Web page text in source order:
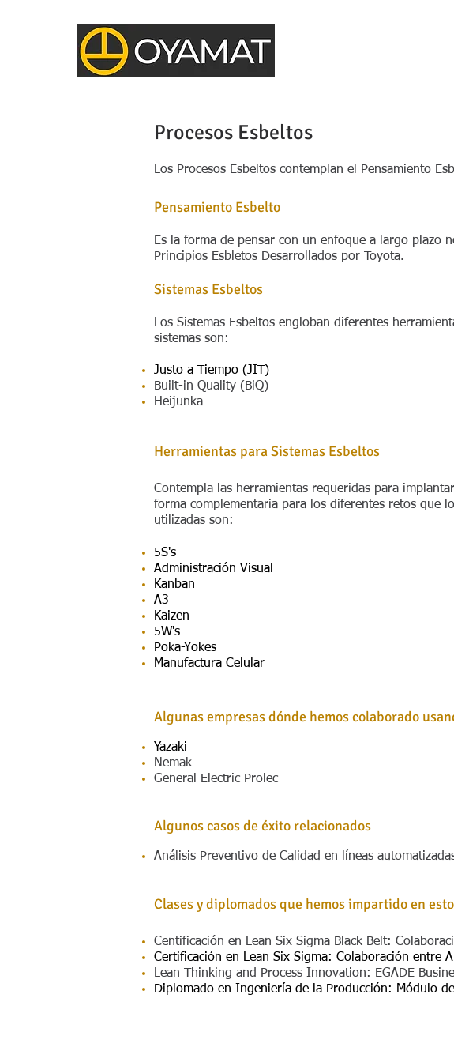
Procesos Esbeltos
Los Procesos Esbeltos contemplan el Pensamiento
Pensamiento Esbelto
Es la forma de pensar con un enfoque a largo plazo
Principios Esbletos Desarrollados por Toyota.
Sistemas Esbeltos
Los Sistemas Esbeltos engloban diferentes
sistemas son:
Justo a Tiempo (JIT)
Built-in Quality (BiQ)
Heijunka
Herramientas para Sistemas Esbeltos
Contempla las herramientas requeridas para
forma complementaria para los diferentes retos que
utilizadas son:
5S's
Administración Visual
Kanban
A3
Kaizen
5W's
Poka-Yokes
Manufactura Celular
Algunas empresas dónde hemos colaborado
Yazaki
Nemak
General Electric Prolec
Algunos casos de éxito relacionados
Análisis Preventivo de Calidad en líneas
Clases y diplomados que hemos impartido en
Centificación en Lean Six Sigma Black Belt:
Certificación en Lean Six Sigma: Colaboración entre
Lean Thinking and Process Innovation: EGADE
Diplomado en Ingeniería de la Producción: Módulo